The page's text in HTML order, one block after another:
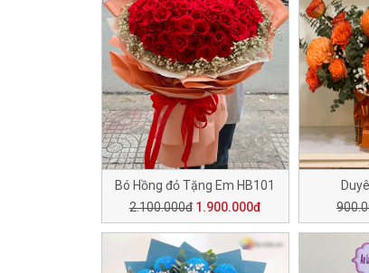
Bó Hồng đỏ Tặng Em HB101
2.100.000đ 1.900.000đ